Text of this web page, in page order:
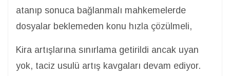
atanıp sonuca bağlanmalı mahkemelerde
dosyalar beklemeden konu hızla çözülmeli,
Kira artışlarına sınırlama getirildi ancak uyan
yok, taciz usulü artış kavgaları devam ediyor.